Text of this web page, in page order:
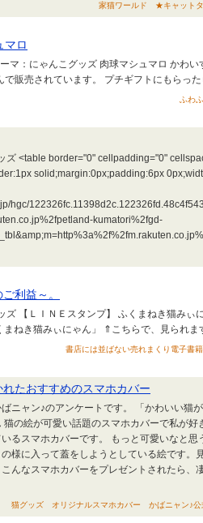
家猫ワールド ★キャット
マロ
マ：にゃんこグッズ 肉球マシュマロ かわ
で販売されています。 プチギフトにもらっ
ふわ
ズ <table border="0" cellpadding="0"
solid;margin:0px;padding:6px
hgc/
kumatori%2fgd-
利益～。
ズ 【ＬＩＮＥスタンプ】 ふくまねき猫みぃ
ねき猫みぃにゃん」 ⇑こちらで、見られま
書店には並ばない売れまくり電子書
たおすすめのスマホカバー
ニャン♪のアンケートです。 「かわいい猫
の絵が可愛い話題のスマホカバーで私が好
るスマホカバーです。 もっと可愛いなと思
様に入って蓋をしようとしている絵です。
んなスマホカバーをプレゼントされたら、
猫グッズ オリジナルスマホカバー かばニャン♪